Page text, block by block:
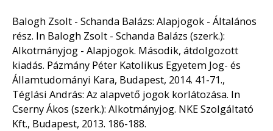
Balogh Zsolt - Schanda Balázs: Alapjogok - Általános
rész. In Balogh Zsolt - Schanda Balázs (szerk.):
Alkotmányjog - Alapjogok. Második, átdolgozott
kiadás. Pázmány Péter Katolikus Egyetem Jog- és
Államtudományi Kara, Budapest, 2014. 41-71.,
Téglási András: Az alapvető jogok korlátozása. In
Cserny Ákos (szerk.): Alkotmányjog. NKE Szolgáltató
Kft., Budapest, 2013. 186-188.